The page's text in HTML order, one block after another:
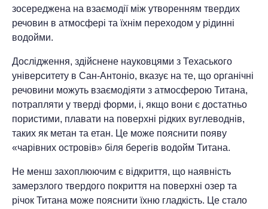
зосереджена на взаємодії між утворенням твердих
речовин в атмосфері та їхнім переходом у рідинні
водойми.
Дослідження, здійснене науковцями з Техаського
університету в Сан-Антоніо, вказує на те, що органічні
речовини можуть взаємодіяти з атмосферою Титана,
потрапляти у тверді форми, і, якщо вони є достатньо
пористими, плавати на поверхні рідких вуглеводнів,
таких як метан та етан. Це може пояснити появу
«чарівних островів» біля берегів водойм Титана.
Не менш захоплюючим є відкриття, що наявність
замерзлого твердого покриття на поверхні озер та
річок Титана може пояснити їхню гладкість. Це стало